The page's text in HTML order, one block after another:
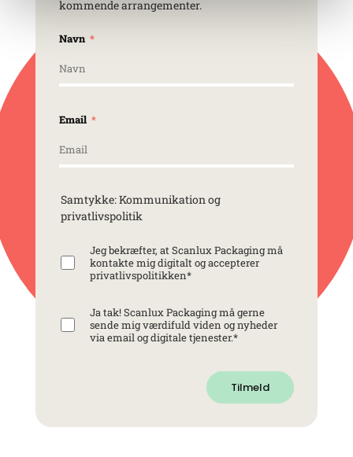
kommende arrangementer.
Navn
Email
Samtykke: Kommunikation og
privatlivspolitik
Jeg bekræfter, at Scanlux Packaging må
kontakte mig digitalt og accepterer
privatlivspolitikken*
Ja tak! Scanlux Packaging må gerne
sende mig værdifuld viden og nyheder
via email og digitale tjenester.*
Tilmeld